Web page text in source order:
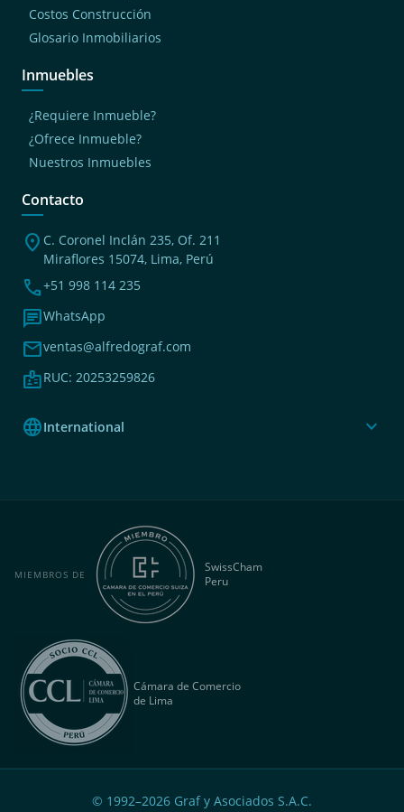
Costos Construcción
Glosario Inmobiliarios
Inmuebles
¿Requiere Inmueble?
¿Ofrece Inmueble?
Nuestros Inmuebles
Contacto
location_on C. Coronel Inclán 235, Of. 211
Miraflores 15074, Lima, Perú
phone+51 998 114 235
chatWhatsApp
mailventas@alfredograf.com
badgeRUC: 20253259826
languageInternational expand_more
MIEMBROS DE
SwissCham
Peru
Cámara de Comercio
de Lima
© 1992–2026 Graf y Asociados S.A.C.